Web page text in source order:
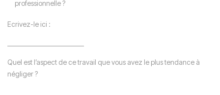
professionnelle ?
Ecrivez-le ici :
Quel est l’aspect de ce travail que vous avez le plus tendance à
négliger ?